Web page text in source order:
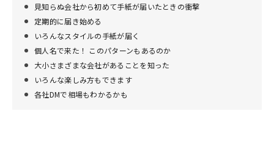
見知らぬ会社から初めて手紙が届いたときの衝撃
定期的に届き始める
いろんなスタイルの手紙が届く
個人名で来た！ このパターンもあるのか
大小さまざまな会社があることを知った
いろんな楽しみ方もできます
各社DMで相場もわかるかも